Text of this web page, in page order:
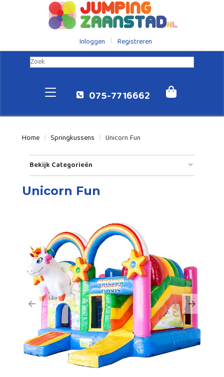
Inloggen Registreren
075-7716662
Home Springkussens Unicorn Fun
Bekijk Categorieën
Unicorn Fun
Previous Next